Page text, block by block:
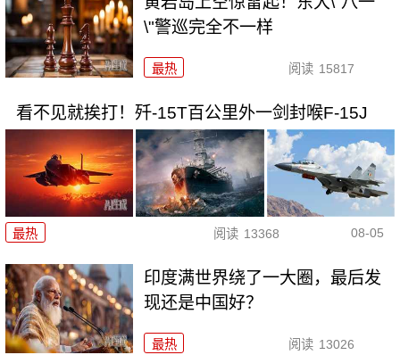
\"警巡完全不一样
最热 阅读 15817
看不见就挨打！歼-15T百公里外一剑封喉F-15J
最热 阅读 13368 08-05
印度满世界绕了一大圈，最后发
现还是中国好？
最热 阅读 13026